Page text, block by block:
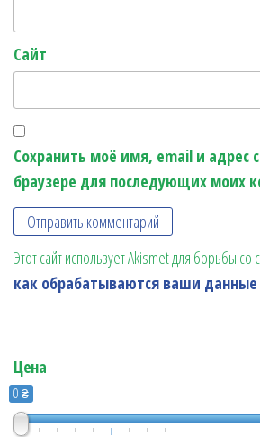
Сайт
Сохранить моё имя, email и адрес
браузере для последующих моих
Этот сайт использует Akismet для борьбы
как обрабатываются ваши
Цена
0 ₴